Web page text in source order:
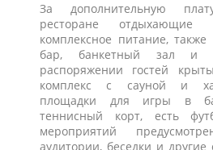
За дополнительную
ресторане отдыхающие
комплексное питание,
бар, банкетный зал и
распоряжении гостей
комплекс с сауной и
площадки для игры в
теннисный корт, есть
мероприятий
аудитории, беседки и